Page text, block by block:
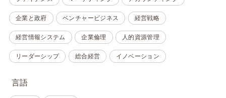
企業と政府 ベンチャービジネス 経営戦略
経営情報システム 企業倫理 人的資源管理
リーダーシップ 総合経営 イノベーション
言語